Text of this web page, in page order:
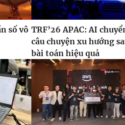
số vô TRF’26 APAC: AI
câu chuyện xu hướng
bài toán hiệu quả